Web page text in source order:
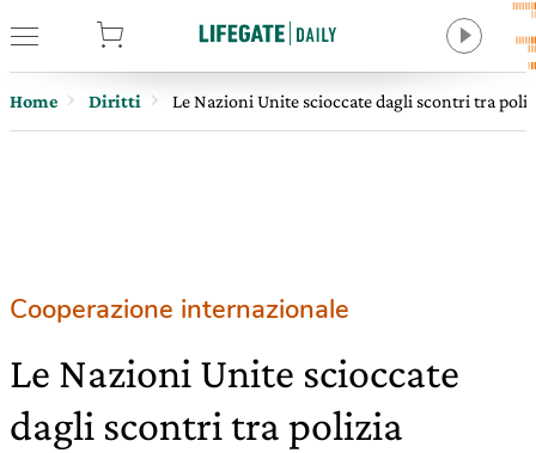
Home Diritti Le Nazioni Unite scioccate dagli scontri tra
Cooperazione internazionale
Le Nazioni Unite scioccate
dagli scontri tra polizia